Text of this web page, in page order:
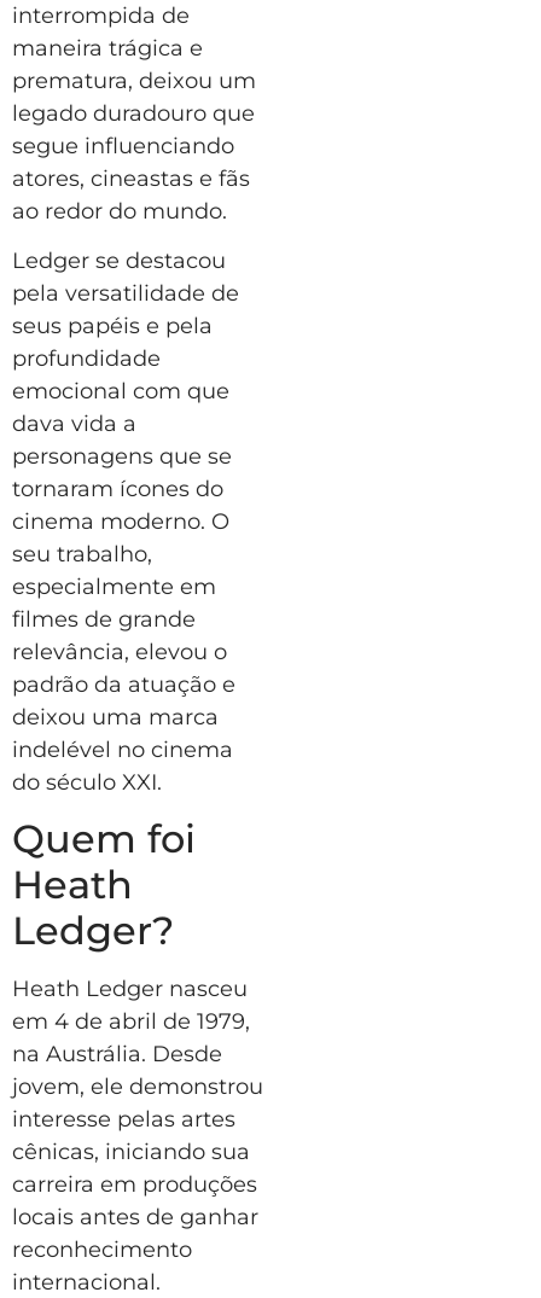
interrompida de
maneira trágica e
prematura, deixou um
legado duradouro que
segue influenciando
atores, cineastas e fãs
ao redor do mundo.
Ledger se destacou
pela versatilidade de
seus papéis e pela
profundidade
emocional com que
dava vida a
personagens que se
tornaram ícones do
cinema moderno. O
seu trabalho,
especialmente em
filmes de grande
relevância, elevou o
padrão da atuação e
deixou uma marca
indelével no cinema
do século XXI.
Quem foi
Heath
Ledger?
Heath Ledger nasceu
em 4 de abril de 1979,
na Austrália. Desde
jovem, ele demonstrou
interesse pelas artes
cênicas, iniciando sua
carreira em produções
locais antes de ganhar
reconhecimento
internacional.